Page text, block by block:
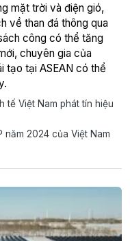
mặt trời và điện gió,
về than đá thông qua
công có thể tăng
chuyên gia của
tạo tại ASEAN có thể
tế Việt Nam phát tín hiệu
năm 2024 của Việt Nam